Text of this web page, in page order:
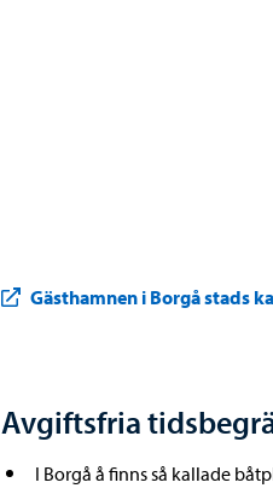
Gästhamnen i Borgå stads
Avgiftsfria
I Borgå å finns så kallade